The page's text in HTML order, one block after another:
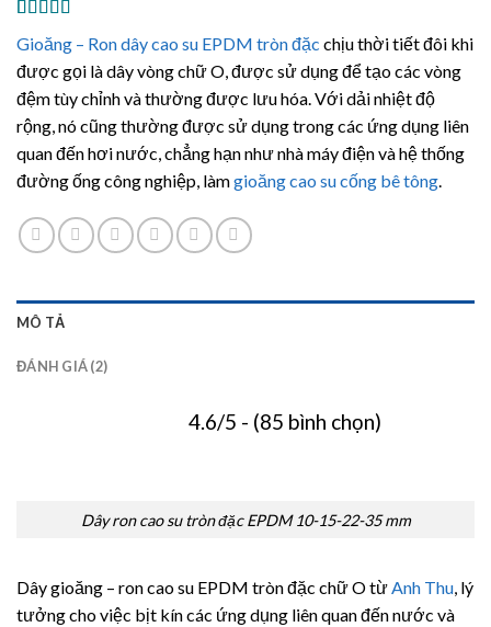
5.00trên 5
dựa trên
đánh giá
Gioăng – Ron dây cao su EPDM tròn đặc chịu thời tiết đôi khi
được gọi là dây vòng chữ O, được sử dụng để tạo các vòng
đệm tùy chỉnh và thường được lưu hóa. Với dải nhiệt độ
rộng, nó cũng thường được sử dụng trong các ứng dụng liên
quan đến hơi nước, chẳng hạn như nhà máy điện và hệ thống
đường ống công nghiệp, làmgioăng cao su cống bê tông.
MÔ TẢ
ĐÁNH GIÁ (2)
4.6/5 - (85 bình chọn)
Dây ron cao su tròn đặc EPDM 10-15-22-35 mm
Dây gioăng – ron cao su EPDM tròn đặc chữ O từAnh Thu, lý
tưởng cho việc bịt kín các ứng dụng liên quan đến nước và